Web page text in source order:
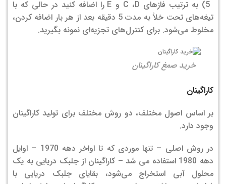
5) به ترتیب فازهای C ،D و E را اضافه کنید در حالی که با
تیغه‌های تحت خلأ به مدت 5 دقیقه بعد از هر بار اضافه کردن،
مخلوط می‌شود. برای کنترل‌های تجزیه‌ای نمونه بگیرید.
خرید صمغ کاراگینان
کاراگینان
بر اساس اصول مختلف، دو روش مختلف برای تولید کاراگینان
وجود دارد.
در روش اصلی – تنها موردی که تا اواخر دهه 1970 – اوایل
دهه 1980 استفاده می شد – کاراگینان از جلبک دریایی به یک
محلول آبی استخراج می‌شود، بقایای جلبک دریایی با